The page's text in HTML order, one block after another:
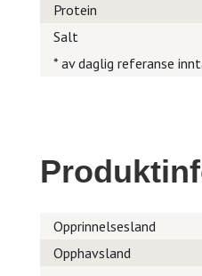
Protein
Salt
* av daglig referanse
Opprinnelsesland
Opphavsland